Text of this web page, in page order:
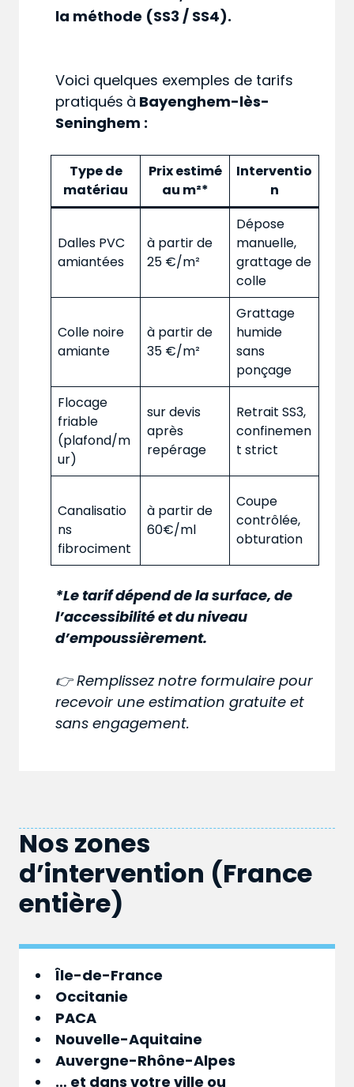
la méthode (SS3 / SS4).
Voici quelques exemples de tarifs
pratiqués à Bayenghem-lès-
Seninghem :
Type de
matériau
Prix estimé
au m²*
Interventio
n
Dalles PVC
amiantées
à partir de
25 €/m²
Dépose
manuelle,
grattage de
colle
Colle noire
amiante
à partir de
35 €/m²
Grattage
humide
sans
ponçage
Flocage
friable
(plafond/m
ur)
sur devis
après
repérage
Retrait SS3,
confinemen
t strict
Canalisatio
ns
fibrociment
à partir de
60€/ml
Coupe
contrôlée,
obturation
*Le tarif dépend de la surface, de
l’accessibilité et du niveau
d’empoussièrement.
👉 Remplissez notre formulaire pour
recevoir une estimation gratuite et
sans engagement.
Nos zones
d’intervention (France
entière)
Île-de-France
Occitanie
PACA
Nouvelle-Aquitaine
Auvergne-Rhône-Alpes
… et dans votreville ou